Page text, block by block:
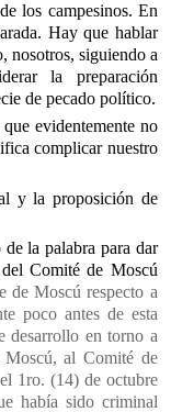
los campesinos. En
Hay que hablar
nosotros, siguiendo a
la preparación
de pecado político.
evidentemente no
complicar nuestro
y la proposición de
la palabra para dar
Comité de Moscú
de Moscú respecto a
poco antes de esta
desarrollo en torno a
al Comité de
1ro. (14) de octubre
había sido criminal